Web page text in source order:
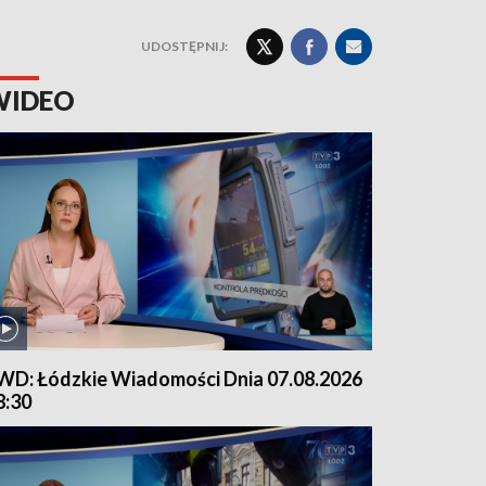
UDOSTĘPNIJ:
Łódzkie Wiadomości Dnia 07.08.2026